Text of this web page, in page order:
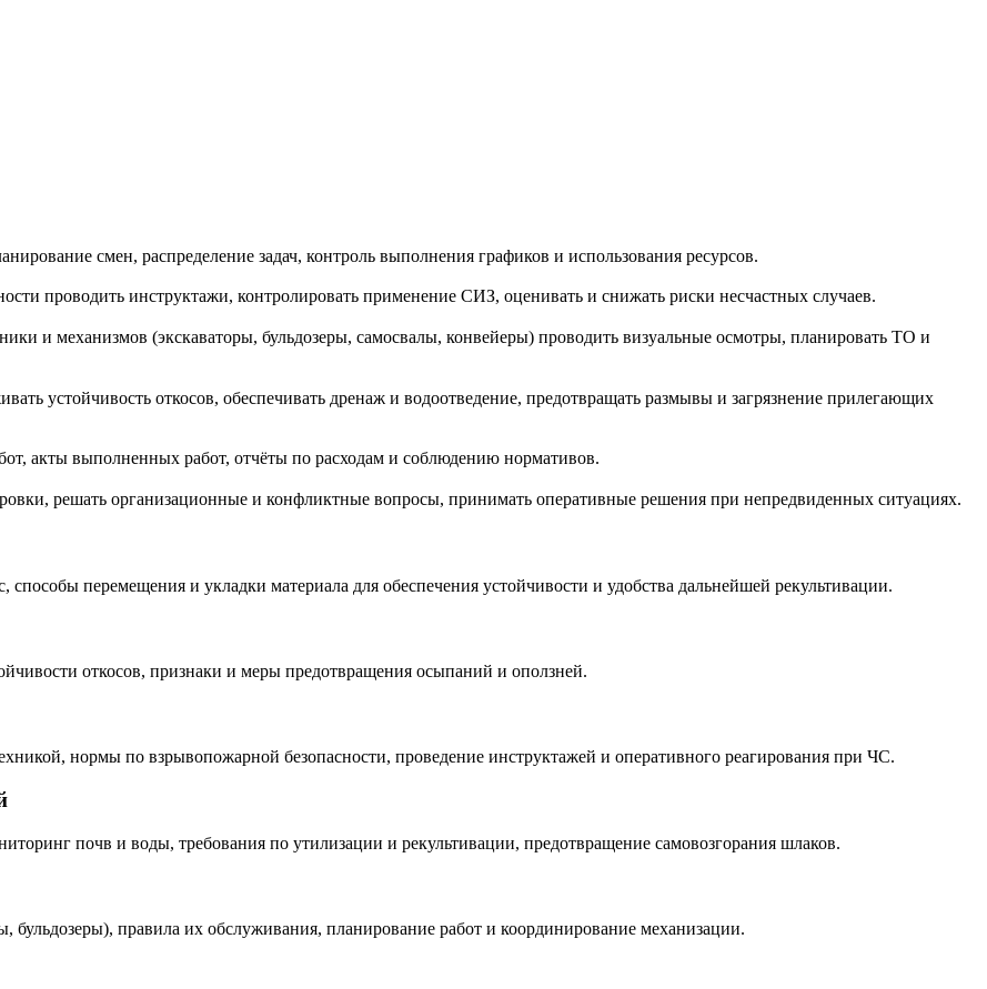
смен, распределение задач, контроль выполнения графиков и использования ресурсов.
проводить инструктажи, контролировать применение СИЗ, оценивать и снижать риски несчастных случаев.
и механизмов (экскаваторы, бульдозеры, самосвалы, конвейеры) проводить визуальные осмотры, планировать ТО и
устойчивость откосов, обеспечивать дренаж и водоотведение, предотвращать размывы и загрязнение прилегающих
акты выполненных работ, отчёты по расходам и соблюдению нормативов.
решать организационные и конфликтные вопросы, принимать оперативные решения при непредвиденных ситуациях.
перемещения и укладки материала для обеспечения устойчивости и удобства дальнейшей рекультивации.
откосов, признаки и меры предотвращения осыпаний и оползней.
нормы по взрывопожарной безопасности, проведение инструктажей и оперативного реагирования при ЧС.
почв и воды, требования по утилизации и рекультивации, предотвращение самовозгорания шлаков.
бульдозеры), правила их обслуживания, планирование работ и координирование механизации.